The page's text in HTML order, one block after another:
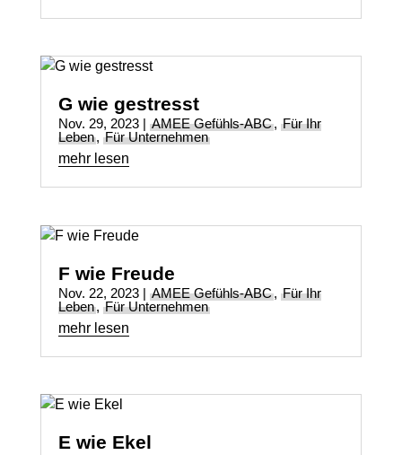
G wie gestresst
Nov. 29, 2023| AMEE Gefühls-ABC, Für Ihr
Leben, Für Unternehmen
mehr lesen
F wie Freude
Nov. 22, 2023| AMEE Gefühls-ABC, Für Ihr
Leben, Für Unternehmen
mehr lesen
E wie Ekel